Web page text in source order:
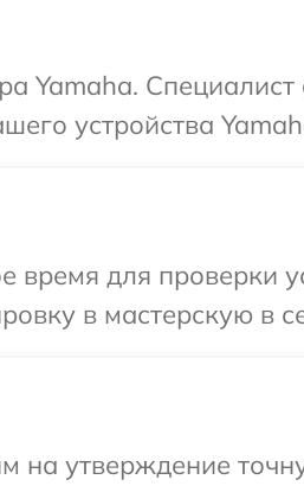
Yamaha.
устройства
для проверки
в мастерскую в
на утверждение